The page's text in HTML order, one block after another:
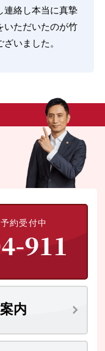
連絡し本当に真摯
いただいたのが竹
いました。
約受付中
内